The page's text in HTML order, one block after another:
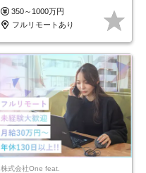
ル・ピアス自由
350～1000万円
フルリモートあり
株式会社One feat.